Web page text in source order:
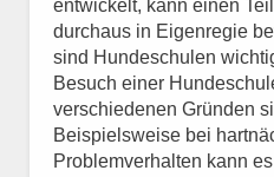
entwickelt, kann einen
durchaus in Eigenregie
sind Hundeschulen
Besuch einer
verschiedenen Gründen
Beispielsweise bei
Problemverhalten kann